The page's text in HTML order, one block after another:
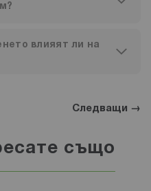
влияят ли на
Следващи →
също